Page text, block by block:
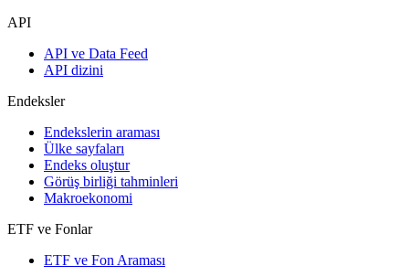
API
API ve Data Feed
API dizini
Endeksler
Endekslerin araması
Ülke sayfaları
Endeks oluştur
Görüş birliği tahminleri
Makroekonomi
ETF ve Fonlar
ETF ve Fon Araması